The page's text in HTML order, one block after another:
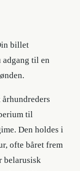
billet
til en
til
Den holdes i
ofte båret frem
belarusisk